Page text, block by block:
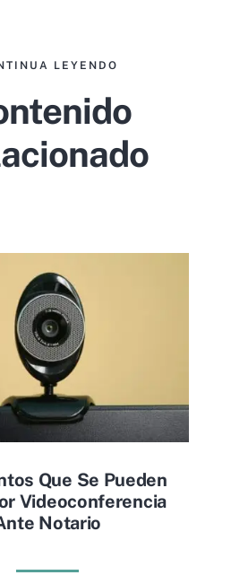
LEYENDO
Que Se Pueden
Videoconferencia
Notario